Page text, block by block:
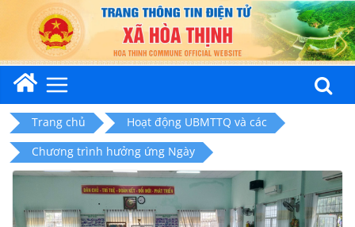
content
Trang chủ
Hoạt động UBMTTQ và các
Chương trình hưởng ứng Ngày